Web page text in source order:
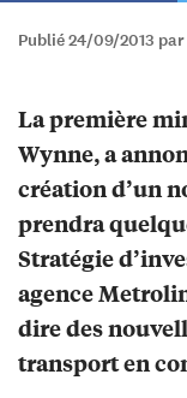
Publié 24/09/2013
La première
Wynne, a
création d’un
prendra
Stratégie
agence
dire des
transport en